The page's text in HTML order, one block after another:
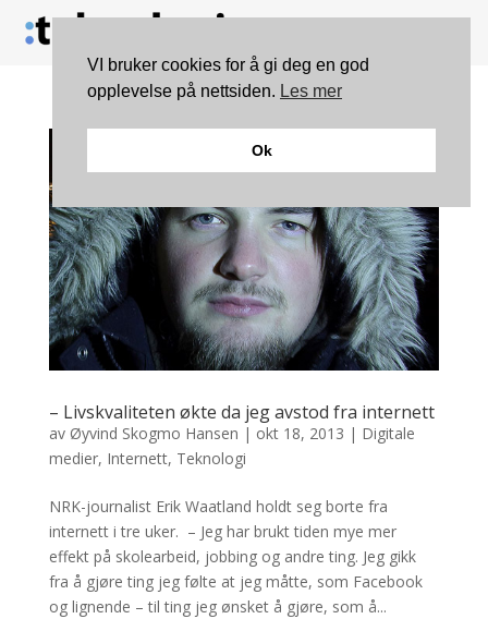
– Livskvaliteten økte da jeg avstod fra internett
av Øyvind Skogmo Hansen | okt 18, 2013 | Digitale
medier, Internett, Teknologi
NRK-journalist Erik Waatland holdt seg borte fra
internett i tre uker. – Jeg har brukt tiden mye mer
effekt på skolearbeid, jobbing og andre ting. Jeg gikk
fra å gjøre ting jeg følte at jeg måtte, som Facebook
og lignende – til ting jeg ønsket å gjøre, som å...
VI bruker cookies for å gi deg en god
opplevelse på nettsiden. Les mer
Ok